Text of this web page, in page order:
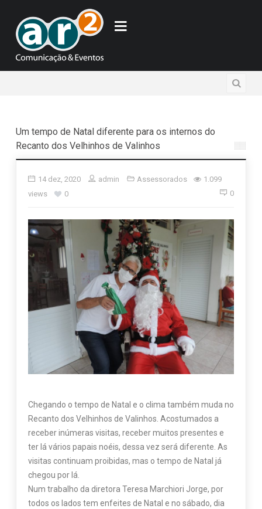
Um tempo de Natal diferente para os internos do
Recanto dos Velhinhos de Valinhos
14 dez, 2020 admin Assessorados
1.099
views
0 0
Chegando o tempo de Natal e o clima também muda no
Recanto dos Velhinhos de Valinhos. Acostumados a
receber inúmeras visitas, receber muitos presentes e
ter lá vários papais noéis, dessa vez será diferente. As
visitas continuam proibidas, mas o tempo de Natal já
chegou por lá.
Num trabalho da diretora Teresa Marchiori Jorge, por
todos os lados tem enfeites de Natal e no sábado, dia